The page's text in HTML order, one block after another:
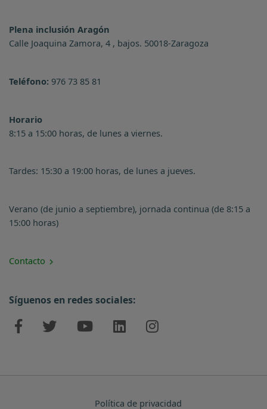
Plena inclusión Aragón
Calle Joaquina Zamora, 4 , bajos. 50018-Zaragoza
Teléfono: 976 73 85 81
Horario
8:15 a 15:00 horas, de lunes a viernes.
Tardes: 15:30 a 19:00 horas, de lunes a jueves.
Verano (de junio a septiembre), jornada continua (de 8:15 a
15:00 horas)
Contacto
Síguenos en redes sociales:
Política de privacidad